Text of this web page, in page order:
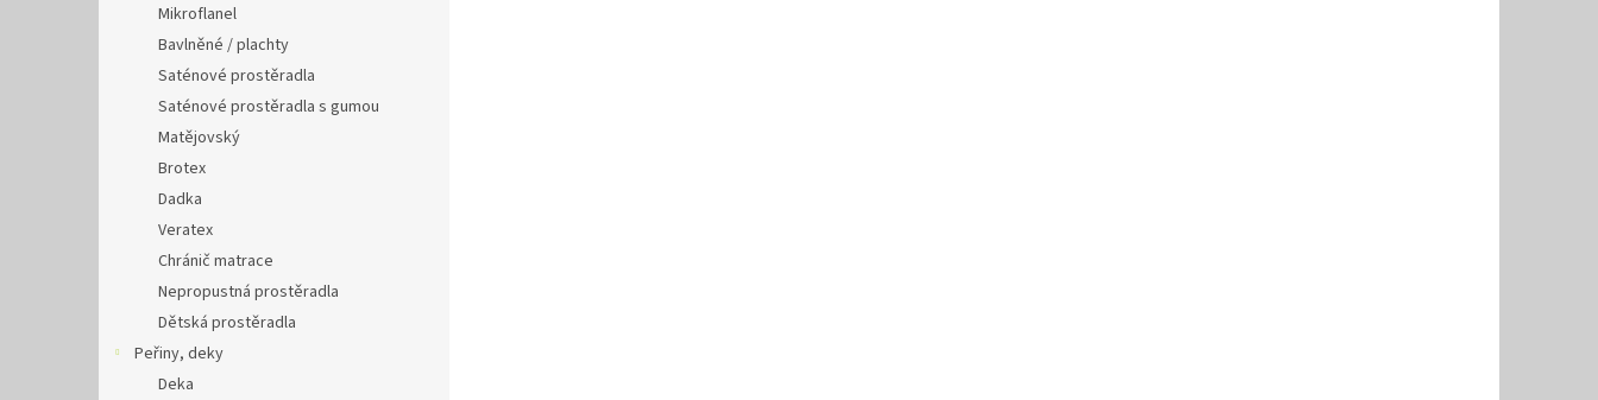
Mikroflanel
Bavlněné / plachty
Saténové prostěradla
Saténové prostěradla s gumou
Matějovský
Brotex
Dadka
Veratex
Chránič matrace
Nepropustná prostěradla
Dětská prostěradla
Peřiny, deky
Deka